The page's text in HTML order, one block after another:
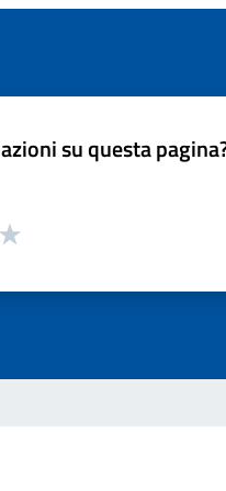
su questa